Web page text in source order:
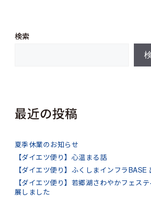
検索
最近の投稿
夏季休業のお知らせ
【ダイエツ便り】心温まる話
【ダイエツ便り】ふくしまインフラBASE
【ダイエツ便り】若郷湖さわやかフェス
展しました